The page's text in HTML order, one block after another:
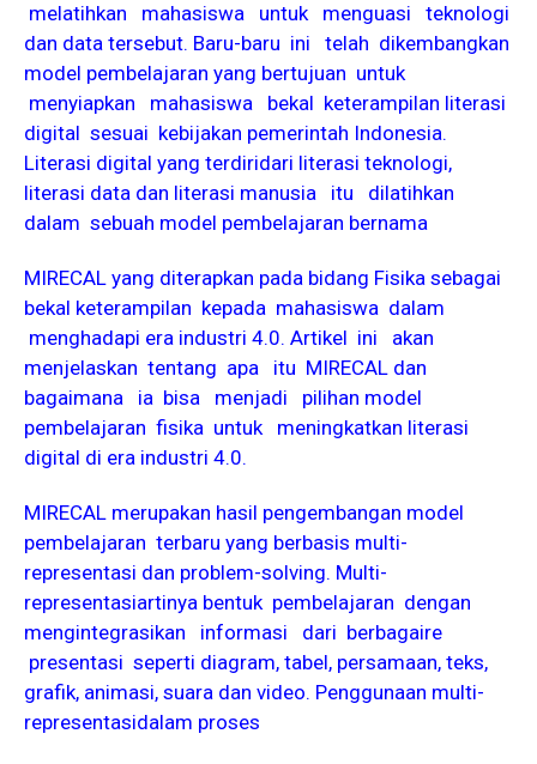
melatihkan mahasiswa untuk menguasi teknologi
dan data tersebut. Baru-baru ini telah dikembangkan
model pembelajaran yang bertujuan untuk
menyiapkan mahasiswa bekal keterampilan literasi
digital sesuai kebijakan pemerintah Indonesia.
Literasi digital yang terdiridari literasi teknologi,
literasi data dan literasi manusia itu dilatihkan
dalam sebuah model pembelajaran bernama
MIRECAL yang diterapkan pada bidang Fisika sebagai
bekal keterampilan kepada mahasiswa dalam
menghadapi era industri 4.0. Artikel ini akan
menjelaskan tentang apa itu MIRECAL dan
bagaimana ia bisa menjadi pilihan model
pembelajaran fisika untuk meningkatkan literasi
digital di era industri 4.0.
MIRECAL merupakan hasil pengembangan model
pembelajaran terbaru yang berbasis multi-
representasi dan problem-solving. Multi-
representasiartinya bentuk pembelajaran dengan
mengintegrasikan informasi dari berbagaire
presentasi seperti diagram, tabel, persamaan, teks,
grafik, animasi, suara dan video. Penggunaan multi-
representasidalam proses